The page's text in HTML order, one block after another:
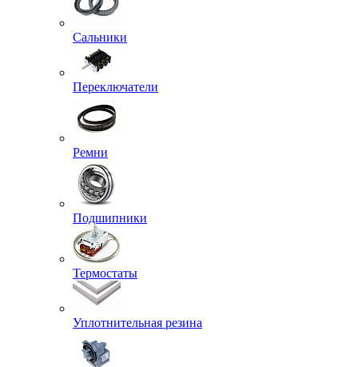
Сальники
Переключатели
Ремни
Подшипники
Термостаты
Уплотнительная резина